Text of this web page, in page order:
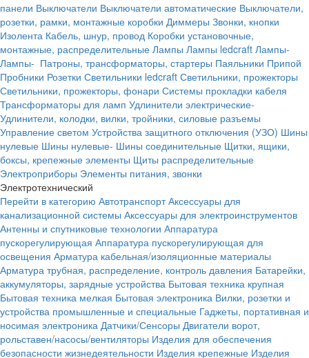
панели Выключатели Выключатели автоматические Выключатели,
розетки, рамки, монтажные коробки Диммеры Звонки, кнопки
Изолента Кабель, шнур, провод Коробки установочные,
монтажные, распределительные Лампы Лампы ledcraft Лампы-
Лампы- Патроны, трансформаторы, стартеры Паяльники Припой
Пробники Розетки Светильники ledcraft Светильники, прожекторы
Светильники, прожекторы, фонари Системы прокладки кабеля
Трансформаторы для ламп Удлинители электрические-
Удлинители, колодки, вилки, тройники, силовые разъемы
Управление светом Устройства защитного отключения (УЗО) Шины
нулевые Шины нулевые- Шины соединительные Щитки, ящики,
боксы, крепежные элементы Щиты распределительные
Электроприборы Элементы питания, звонки
Электротехнический
Перейти в категорию Автотранспорт Аксессуары для
канализационной системы Аксессуары для электроинструментов
Антенны и спутниковые технологии Аппаратура
пускорегулирующая Аппаратура пускорегулирующая для
освещения Арматура кабельная/изоляционные материалы
Арматура трубная, распределение, контроль давления Батарейки,
аккумуляторы, зарядные устройства Бытовая техника крупная
Бытовая техника мелкая Бытовая электроника Вилки, розетки и
устройства промышленные и специальные Гаджеты, портативная и
носимая электроника Датчики/Сенсоры Двигатели ворот,
рольставен/насосы/вентиляторы Изделия для обеспечения
безопасности жизнедеятельности Изделия крепежные Изделия